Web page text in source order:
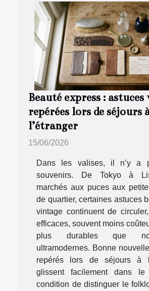
Beauté express :
repérées lors de séjours à
l’étranger
15/06/2026
Dans les valises, il n’y a
souvenirs. De Tokyo à
marchés aux puces aux
de quartier, certaines astuces
vintage continuent de
efficaces, souvent moins
plus durables que
ultramodernes. Bonne
repérés lors de séjours à
glissent facilement dans le
condition de distinguer le